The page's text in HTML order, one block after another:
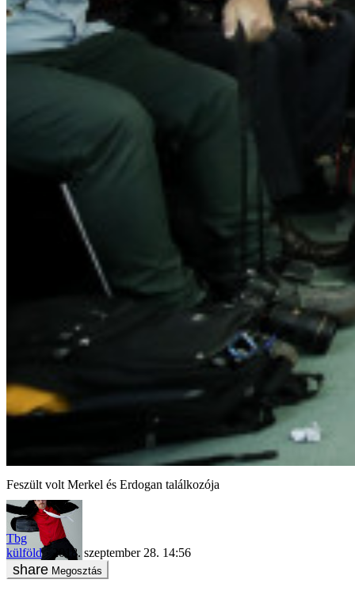
Feszült volt Merkel és Erdogan találkozója
Tbg
külföld
2018. szeptember 28. 14:56
Megosztás